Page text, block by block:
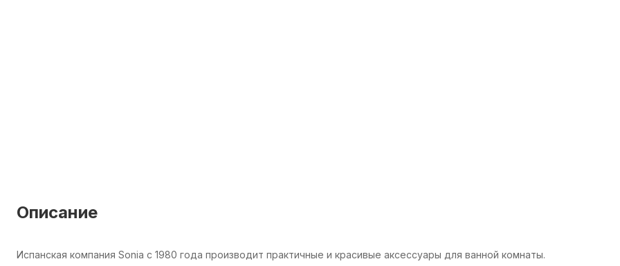
Описание
Испанская компания Sonia с 1980 года производит практичные и красивые аксессуары для ванной комнаты.